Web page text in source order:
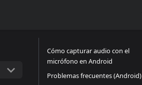
Cómo capturar audio con el
micrófono en Android
Problemas frecuentes (Android)